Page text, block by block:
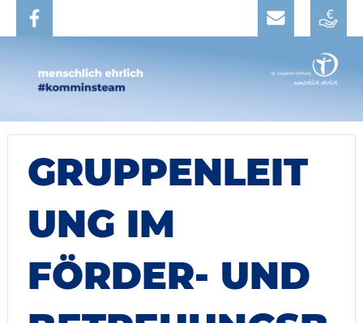
GRUPPENLEIT
UNG IM
FÖRDER- UND